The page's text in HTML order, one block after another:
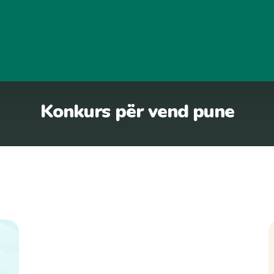
Konkurs për vend pune